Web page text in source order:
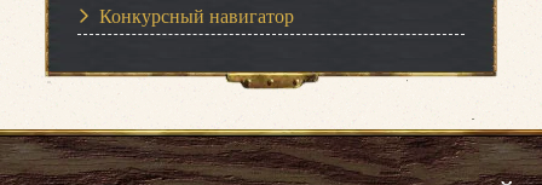
Конкурсный навигатор